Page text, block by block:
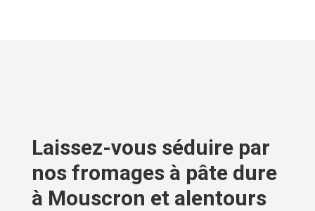
Laissez-vous séduire par
nos fromages à pâte dure
à Mouscron et alentours